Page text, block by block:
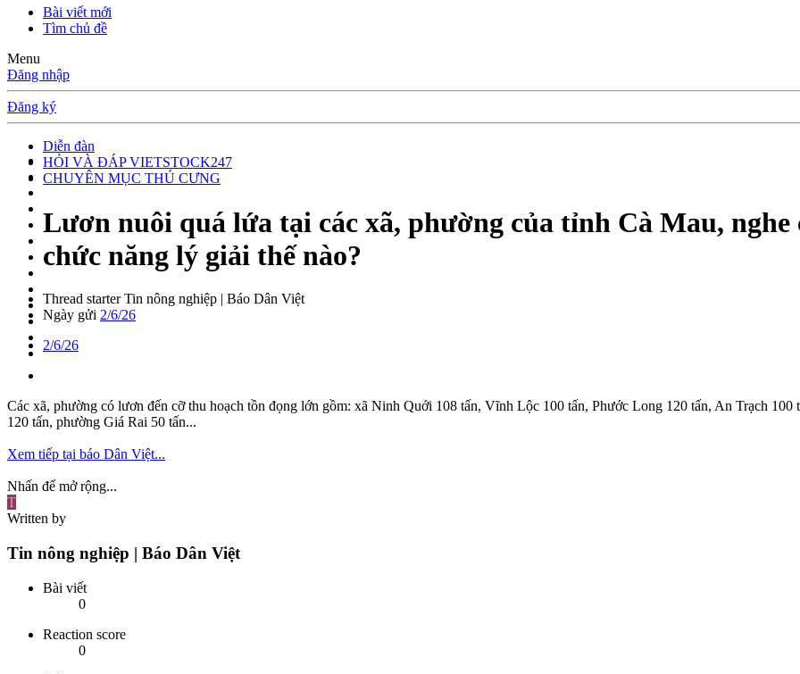
Bài viết mới
Tìm chủ đề
Menu
Đăng nhập
Đăng ký
Diễn đàn
HỎI VÀ ĐÁP VIETSTOCK247
CHUYÊN MỤC THÚ CƯNG
Lươn nuôi quá lứa tại các xã, phường của tỉnh Cà Mau,
chức năng lý giải thế nào?
Thread starter Tin nông nghiệp | Báo Dân Việt
Ngày gửi 2/6/26
2/6/26
Các xã, phường có lươn đến cỡ thu hoạch tồn đọng lớn gồm: xã Ninh Quới 108 tấn, Vĩnh Lộc 100 tấn, Phước Long 120 tấn, An Trạch
120 tấn, phường Giá Rai 50 tấn...
Xem tiếp tại báo Dân Việt...
Nhấn để mở rộng...
T
Written by
Tin nông nghiệp | Báo Dân Việt
Bài viết
0
Reaction score
0